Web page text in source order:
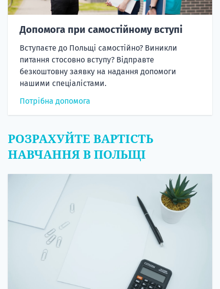
Допомога при самостійному вступі
Вступаєте до Польщі самостійно? Виникли
питання стосовно вступу? Відправте
безкоштовну заявку на надання допомоги
нашими спеціалістами.
Потрібна допомога
РОЗРАХУЙТЕ ВАРТІСТЬ
НАВЧАННЯ В ПОЛЬЩІ